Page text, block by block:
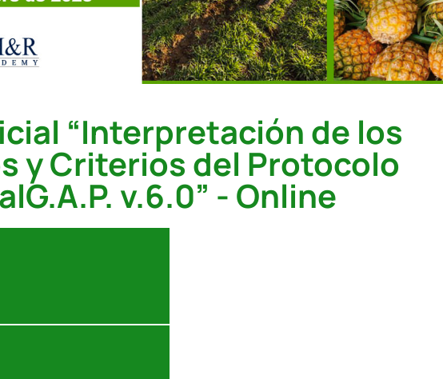
“Interpretación de los
y Criterios del Protocolo
v.6.0” - Online